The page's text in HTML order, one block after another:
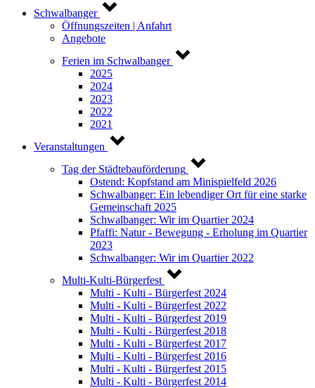
Schwalbanger
Öffnungszeiten | Anfahrt
Angebote
Ferien im Schwalbanger
2025
2024
2023
2022
2021
Veranstaltungen
Tag der Städtebauförderung
Ostend: Kopfstand am Minispielfeld 2026
Schwalbanger: Ein lebendiger Ort für eine starke
Gemeinschaft 2025
Schwalbanger: Wir im Quartier 2024
Pfaffi: Natur - Bewegung - Erholung im Quartier
2023
Schwalbanger: Wir im Quartier 2022
Multi-Kulti-Bürgerfest
Multi - Kulti - Bürgerfest 2024
Multi - Kulti - Bürgerfest 2022
Multi - Kulti - Bürgerfest 2019
Multi - Kulti - Bürgerfest 2018
Multi - Kulti - Bürgerfest 2017
Multi - Kulti - Bürgerfest 2016
Multi - Kulti - Bürgerfest 2015
Multi - Kulti - Bürgerfest 2014